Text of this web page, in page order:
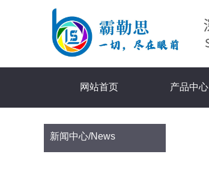
网站首页 产品中心
新闻中心/News